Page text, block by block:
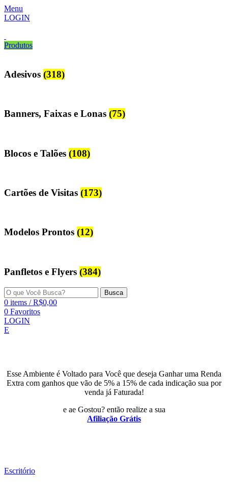
Menu
LOGIN
Produtos
Adesivos (318)
Banners, Faixas e Lonas (75)
Blocos e Talões (108)
Cartões de Visitas (173)
Modelos Prontos (12)
Panfletos e Flyers (384)
Busca
0 items / R$0,00
0 Favoritos
LOGIN
E
Esse Ambiente é Voltado para Você que deseja Ganhar uma Renda
Extra com ganhos que vão de 5% a 15% de cada indicação sua por
venda já Faturada!
e ae Gostou? então realize a sua
Afiliação Grátis
Escritório